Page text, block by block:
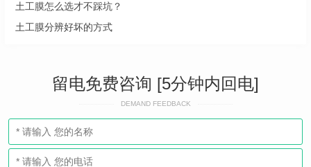
土工膜怎么选才不踩坑？
土工膜分辨好坏的方式
留电免费咨询 [5分钟内回电]
DEMAND FEEDBACK